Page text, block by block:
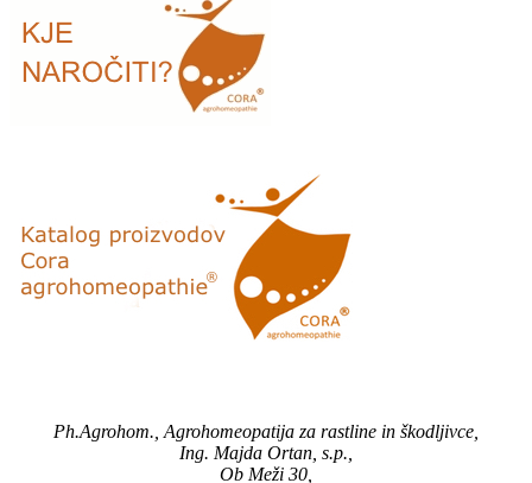
Ph.Agrohom., Agrohomeopatija za rastline in škodljivce,
Ing. Majda Ortan, s.p.,
Ob Meži 30,